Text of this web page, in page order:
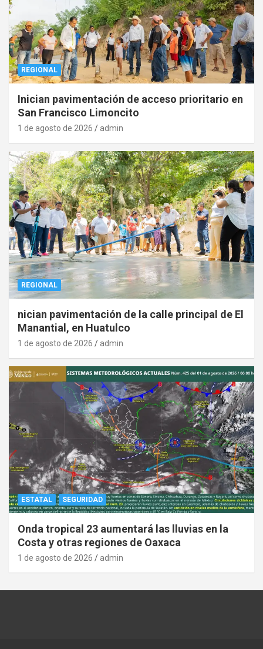
REGIONAL
Inician pavimentación de acceso prioritario en
San Francisco Limoncito
1 de agosto de 2026 admin
REGIONAL
nician pavimentación de la calle principal de El
Manantial, en Huatulco
1 de agosto de 2026 admin
ESTATAL SEGURIDAD
Onda tropical 23 aumentará las lluvias en la
Costa y otras regiones de Oaxaca
1 de agosto de 2026 admin